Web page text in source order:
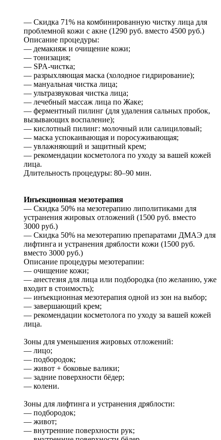
— Скидка 71% на комбинированную чистку лица для
проблемной кожи с акне (1290 руб. вместо 4500 руб.)
Описание процедуры:
— демакияж и очищение кожи;
— тонизация;
— SPA-чистка;
— разрыхляющая маска (холодное гидрирование);
— мануальная чистка лица;
— ультразвуковая чистка лица;
— лечебный массаж лица по Жаке;
— ферментный пилинг (для удаления сальных пробок,
вызывающих воспаление);
— кислотный пилинг: молочный или салициловый;
— маска успокаивающая и поросуживающая;
— увлажняющий и защитный крем;
— рекомендации косметолога по уходу за вашей кожей
лица.
Длительность процедуры: 80–90 мин.
Инъекционная мезотерапия
— Скидка 50% на мезотерапию липолитиками для
устранения жировых отложений (1500 руб. вместо
3000 руб.)
— Скидка 50% на мезотерапию препаратами ДМАЭ для
лифтинга и устранения дряблости кожи (1500 руб.
вместо 3000 руб.)
Описание процедуры мезотерапии:
— очищение кожи;
— анестезия для лица или подбородка (по желанию, уже
входит в стоимость);
— инъекционная мезотерапия одной из зон на выбор;
— завершающий крем;
— рекомендации косметолога по уходу за вашей кожей
лица.
Зоны для уменьшения жировых отложений:
— лицо;
— подбородок;
— живот + боковые валики;
— задние поверхности бёдер;
— колени.
Зоны для лифтинга и устранения дряблости:
— подбородок;
— живот;
— внутренние поверхности рук;